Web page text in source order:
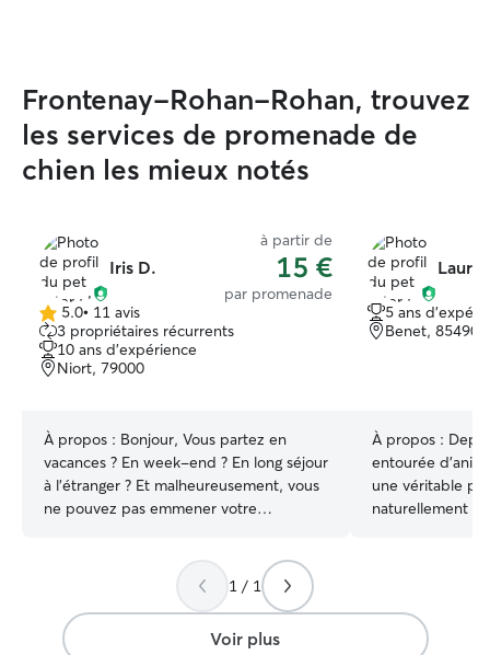
Frontenay-Rohan-Rohan, trouvez
les services de promenade de
chien les mieux notés
Iris D.
à partir de
15 €
par promenade
5.0 étoile(s)
sur
5
5.0• 11 avis
3 propriétaires récurrents
10 ans d'expérience
Niort, 79000
À propos : Bonjour, Vous partez en
vacances ? En week-end ? En long séjour
à l'étranger ? Et malheureusement, vous
ne pouvez pas emmener votre
relais en votre absence, et cela, depuis
maintenant plus de 7ans ! Attention, ce
n’est pas un chenil. L'amour des
animaux, ça me connaît puisque j’ai 3
5 ans
Benet, 85490
À propos :
entourée
une véritable
naturellement
vos besoins
prendre soin
1 / 1
Voir plus